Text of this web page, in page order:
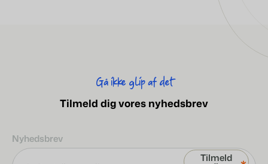
Opdag fordelene ved bookingeksperter til bekymringer og
Gå ikke glip af det
Tilmeld dig vores nyhedsbrev
Nyhedsbrev